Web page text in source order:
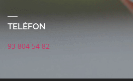
TELÈFON
93 804 54 82